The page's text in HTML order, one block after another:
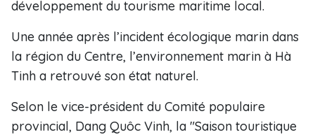
développement du tourisme maritime local.
Une année après l’incident écologique marin dans
la région du Centre, l’environnement marin à Hà
Tinh a retrouvé son état naturel.
Selon le vice-président du Comité populaire
provincial, Dang Quôc Vinh, la "Saison touristique